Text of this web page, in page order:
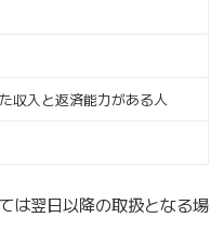
収入と返済能力がある人
は翌日以降の取扱となる場